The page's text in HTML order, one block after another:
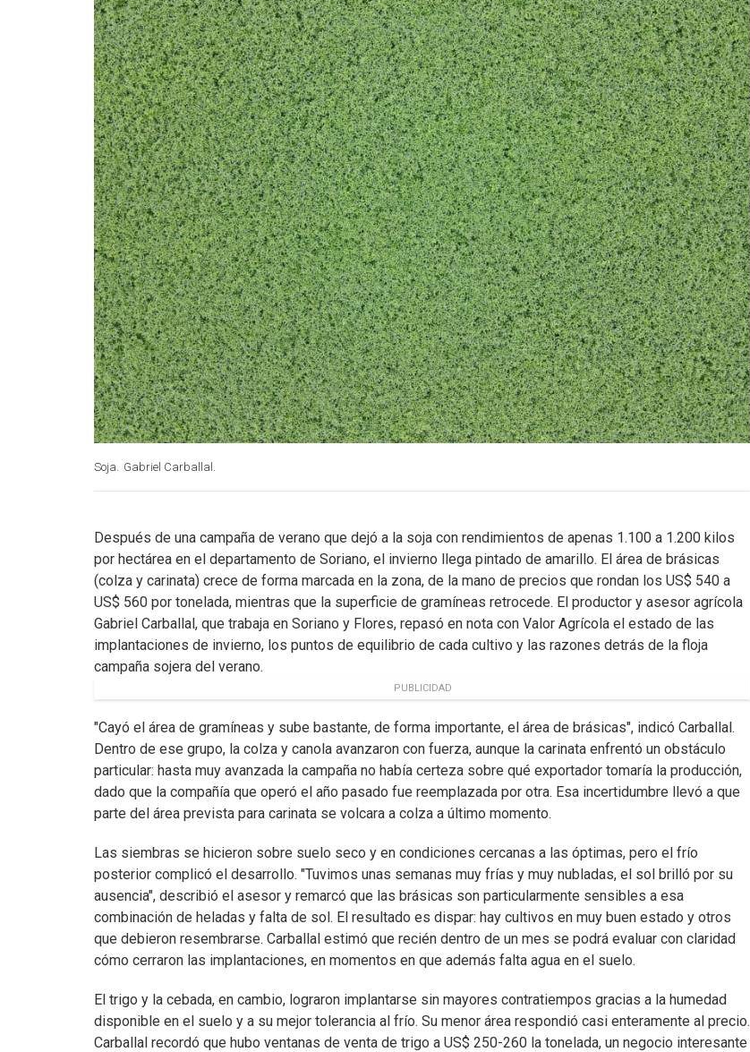
Soja. Gabriel Carballal.
Después de una campaña de verano que dejó a la soja con rendimientos de apenas 1.100 a 1.200 kilos
por hectárea en el departamento de Soriano, el invierno llega pintado de amarillo. El área de brásicas
(colza y carinata) crece de forma marcada en la zona, de la mano de precios que rondan los US$ 540 a
US$ 560 por tonelada, mientras que la superficie de gramíneas retrocede. El productor y asesor agrícola
Gabriel Carballal, que trabaja en Soriano y Flores, repasó en nota con Valor Agrícola el estado de las
implantaciones de invierno, los puntos de equilibrio de cada cultivo y las razones detrás de la floja
campaña sojera del verano.
PUBLICIDAD
"Cayó el área de gramíneas y sube bastante, de forma importante, el área de brásicas", indicó Carballal.
Dentro de ese grupo, la colza y canola avanzaron con fuerza, aunque la carinata enfrentó un obstáculo
particular: hasta muy avanzada la campaña no había certeza sobre qué exportador tomaría la producción,
dado que la compañía que operó el año pasado fue reemplazada por otra. Esa incertidumbre llevó a que
parte del área prevista para carinata se volcara a colza a último momento.
Las siembras se hicieron sobre suelo seco y en condiciones cercanas a las óptimas, pero el frío
posterior complicó el desarrollo. "Tuvimos unas semanas muy frías y muy nubladas, el sol brilló por su
ausencia", describió el asesor y remarcó que las brásicas son particularmente sensibles a esa
combinación de heladas y falta de sol. El resultado es dispar: hay cultivos en muy buen estado y otros
que debieron resembrarse. Carballal estimó que recién dentro de un mes se podrá evaluar con claridad
cómo cerraron las implantaciones, en momentos en que además falta agua en el suelo.
El trigo y la cebada, en cambio, lograron implantarse sin mayores contratiempos gracias a la humedad
disponible en el suelo y a su mejor tolerancia al frío. Su menor área respondió casi enteramente al precio.
Carballal recordó que hubo ventanas de venta de trigo a US$ 250-260 la tonelada, un negocio interesante